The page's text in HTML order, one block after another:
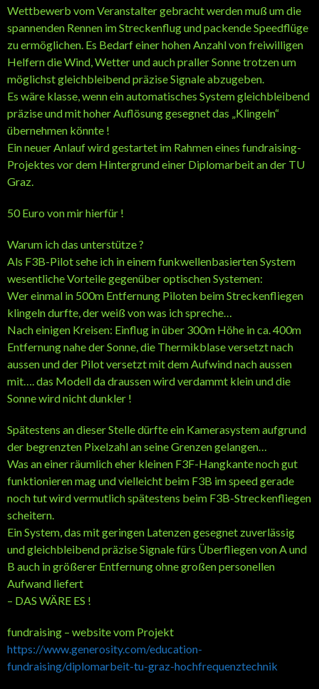
Wettbewerb vom Veranstalter gebracht werden muß um die
spannenden Rennen im Streckenflug und packende Speedflüge
zu ermöglichen. Es Bedarf einer hohen Anzahl von freiwilligen
Helfern die Wind, Wetter und auch praller Sonne trotzen um
möglichst gleichbleibend präzise Signale abzugeben.
Es wäre klasse, wenn ein automatisches System gleichbleibend
präzise und mit hoher Auflösung gesegnet das „Klingeln“
übernehmen könnte !
Ein neuer Anlauf wird gestartet im Rahmen eines fundraising-
Projektes vor dem Hintergrund einer Diplomarbeit an der TU
Graz.
50 Euro von mir hierfür !
Warum ich das unterstütze ?
Als F3B-Pilot sehe ich in einem funkwellenbasierten System
wesentliche Vorteile gegenüber optischen Systemen:
Wer einmal in 500m Entfernung Piloten beim Streckenfliegen
klingeln durfte, der weiß von was ich spreche…
Nach einigen Kreisen: Einflug in über 300m Höhe in ca. 400m
Entfernung nahe der Sonne, die Thermikblase versetzt nach
aussen und der Pilot versetzt mit dem Aufwind nach aussen
mit…. das Modell da draussen wird verdammt klein und die
Sonne wird nicht dunkler !
Spätestens an dieser Stelle dürfte ein Kamerasystem aufgrund
der begrenzten Pixelzahl an seine Grenzen gelangen…
Was an einer räumlich eher kleinen F3F-Hangkante noch gut
funktionieren mag und vielleicht beim F3B im speed gerade
noch tut wird vermutlich spätestens beim F3B-Streckenfliegen
scheitern.
Ein System, das mit geringen Latenzen gesegnet zuverlässig
und gleichbleibend präzise Signale fürs Überfliegen von A und
B auch in größerer Entfernung ohne großen personellen
Aufwand liefert
– DAS WÄRE ES !
fundraising – website vom Projekt
https://www.generosity.com/education-
fundraising/diplomarbeit-tu-graz-hochfrequenztechnik